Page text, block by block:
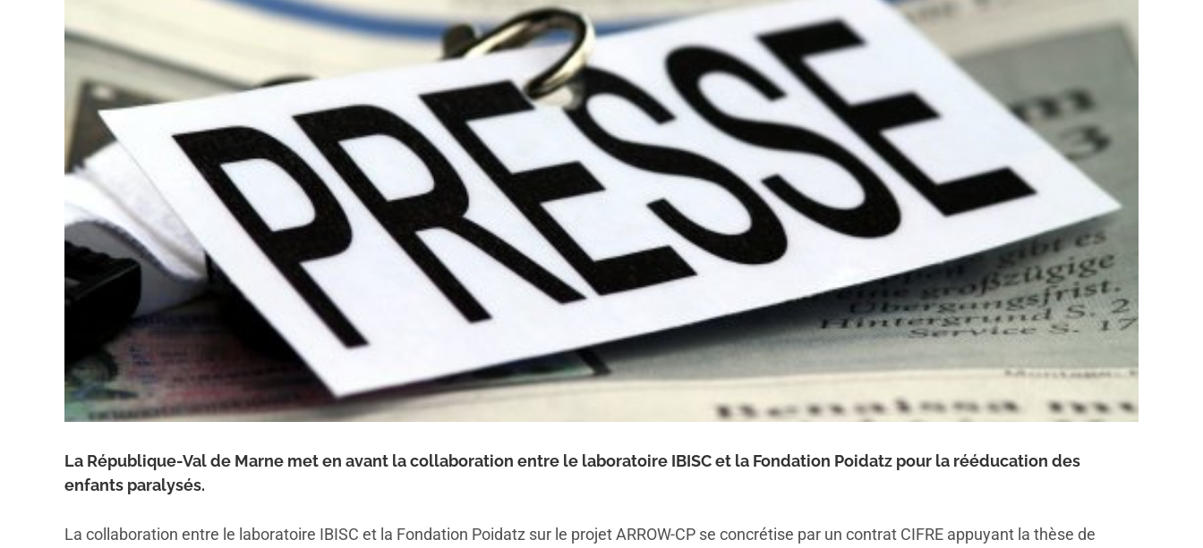
La République-Val de Marne met en avant la collaboration entre le laboratoire IBISC et la Fondation Poidatz pour la rééducation des
enfants paralysés.
La collaboration entre le laboratoire IBISC et la Fondation Poidatz sur le projet ARROW-CP se concrétise par un contrat CIFRE appuyant la thèse de